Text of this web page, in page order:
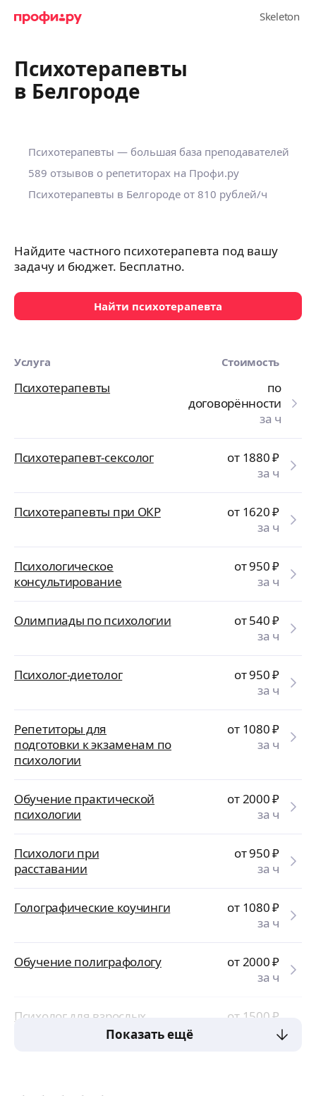
Психотерапевты
в Белгороде
Психотерапевты — большая база преподавателей
589 отзывов о репетиторах на Профи.ру
Психотерапевты в Белгороде от 810 рублей/ч
Найдите частного психотерапевта под вашу
задачу и бюджет. Бесплатно.
Найти психотерапевта
Услуга Стоимость
Психотерапевты
по
договорённости
за ч
Психотерапевт-сексолог от 1880₽
за ч
Психотерапевты при ОКР от 1620₽
за ч
Психологическое
консультирование
от 950₽
за ч
Олимпиады по психологии от 540₽
за ч
Психолог-диетолог от 950₽
за ч
Репетиторы для
подготовки к экзаменам по
психологии
от 1080₽
за ч
Обучение практической
психологии
от 2000₽
за ч
Психологи при
расставании
от 950₽
за ч
Голографические коучинги от 1080₽
за ч
Обучение полиграфологу от 2000₽
за ч
Психолог для взрослых от 1500₽
за ч
Показать ещё